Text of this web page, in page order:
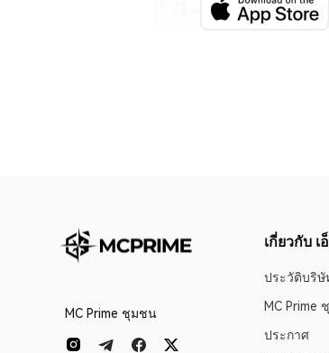
MC Prime ชุมชน
เกี่ยวกับ
ประวัติบริษั
MC Prime
ประกาศ